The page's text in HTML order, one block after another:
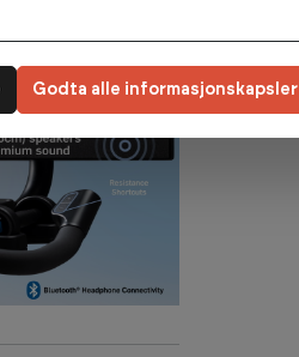
Godta alle informasjonskapsler